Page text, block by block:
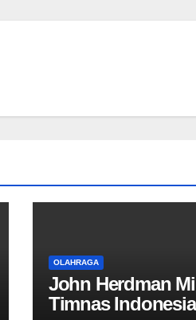
OLAHRAGA
John Herdman
Timnas Indonesia